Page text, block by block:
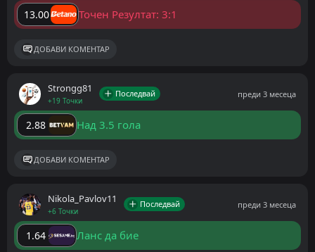
13.00 Точен Резултат: 3:1
ДОБАВИ КОМЕНТАР
Strongg81
+19 Точки
Последвай преди 3 месеца
2.88 Над 3.5 гола
ДОБАВИ КОМЕНТАР
Nikola_Pavlov11
+6 Точки
Последвай преди 3 месеца
1.64 Ланс да бие